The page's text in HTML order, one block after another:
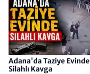
Adana'da Taziye Evinde
Silahlı Kavga